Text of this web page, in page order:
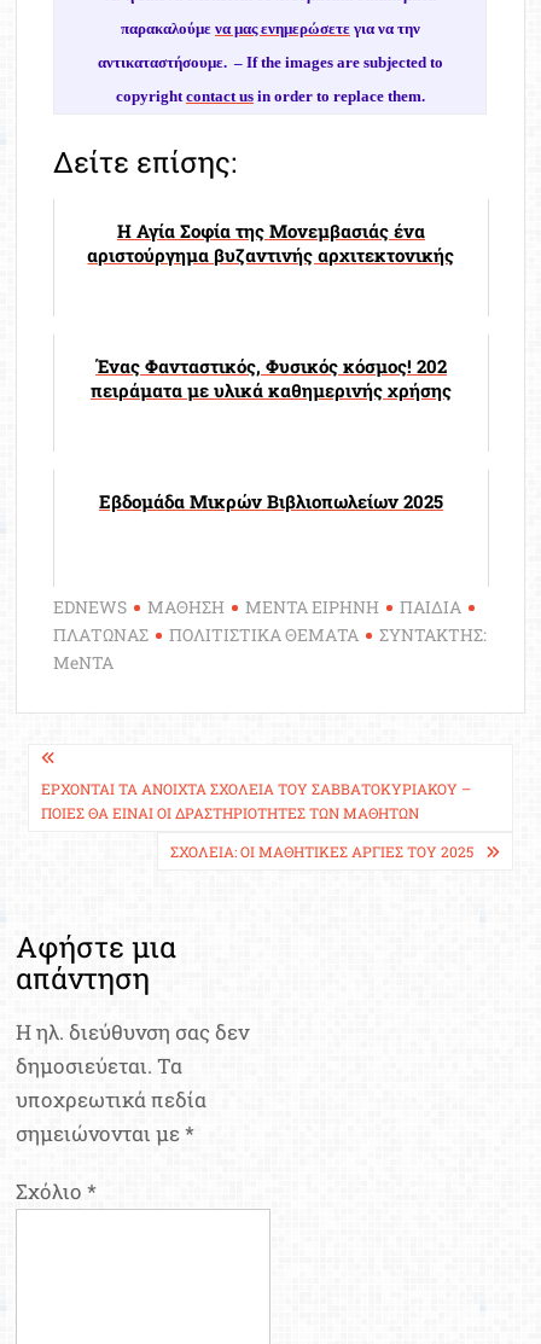
παρακαλούμε να μας ενημερώσετεγια να την
αντικαταστήσουμε. – If the images are subjected to
copyrightcontact usin order to replace them.
Δείτε επίσης:
Η Αγία Σοφία της Μονεμβασιάς ένα
αριστούργημα βυζαντινής αρχιτεκτονικής
Ένας Φανταστικός, Φυσικός κόσμος! 202
πειράματα με υλικά καθημερινής χρήσης
Εβδομάδα Μικρών Βιβλιοπωλείων 2025
EDNEWS ΜΑΘΗΣΗ ΜΕΝΤΑ ΕΙΡΗΝΗ
ΠΑΙΔΙΑ
ΠΛΑΤΩΝΑΣ
ΠΟΛΙΤΙΣΤΙΚΑ ΘΕΜΑΤΑ
ΣΥΝΤΑΚΤΗΣ:
MeNTA
Πλοήγηση
άρθρων
ΈΡΧΟΝΤΑΙ ΤΑ ΑΝΟΙΧΤΆ ΣΧΟΛΕΊΑ ΤΟΥ ΣΑΒΒΑΤΟΚΎΡΙΑΚΟΥ –
ΠΟΙΕΣ ΘΑ ΕΊΝΑΙ ΟΙ ΔΡΑΣΤΗΡΙΌΤΗΤΕΣ ΤΩΝ ΜΑΘΗΤΏΝ
ΣΧΟΛΕΊΑ: ΟΙ ΜΑΘΗΤΙΚΈΣ ΑΡΓΊΕΣ ΤΟΥ 2025
Αφήστε μια
απάντηση
Η ηλ. διεύθυνση σας δεν
δημοσιεύεται. Τα
υποχρεωτικά πεδία
σημειώνονται με*
Σχόλιο*